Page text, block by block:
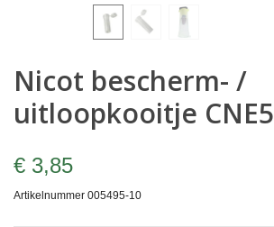
Nicot bescherm- /
uitloopkooitje CNE5
€ 3,85
Artikelnummer 005495-10